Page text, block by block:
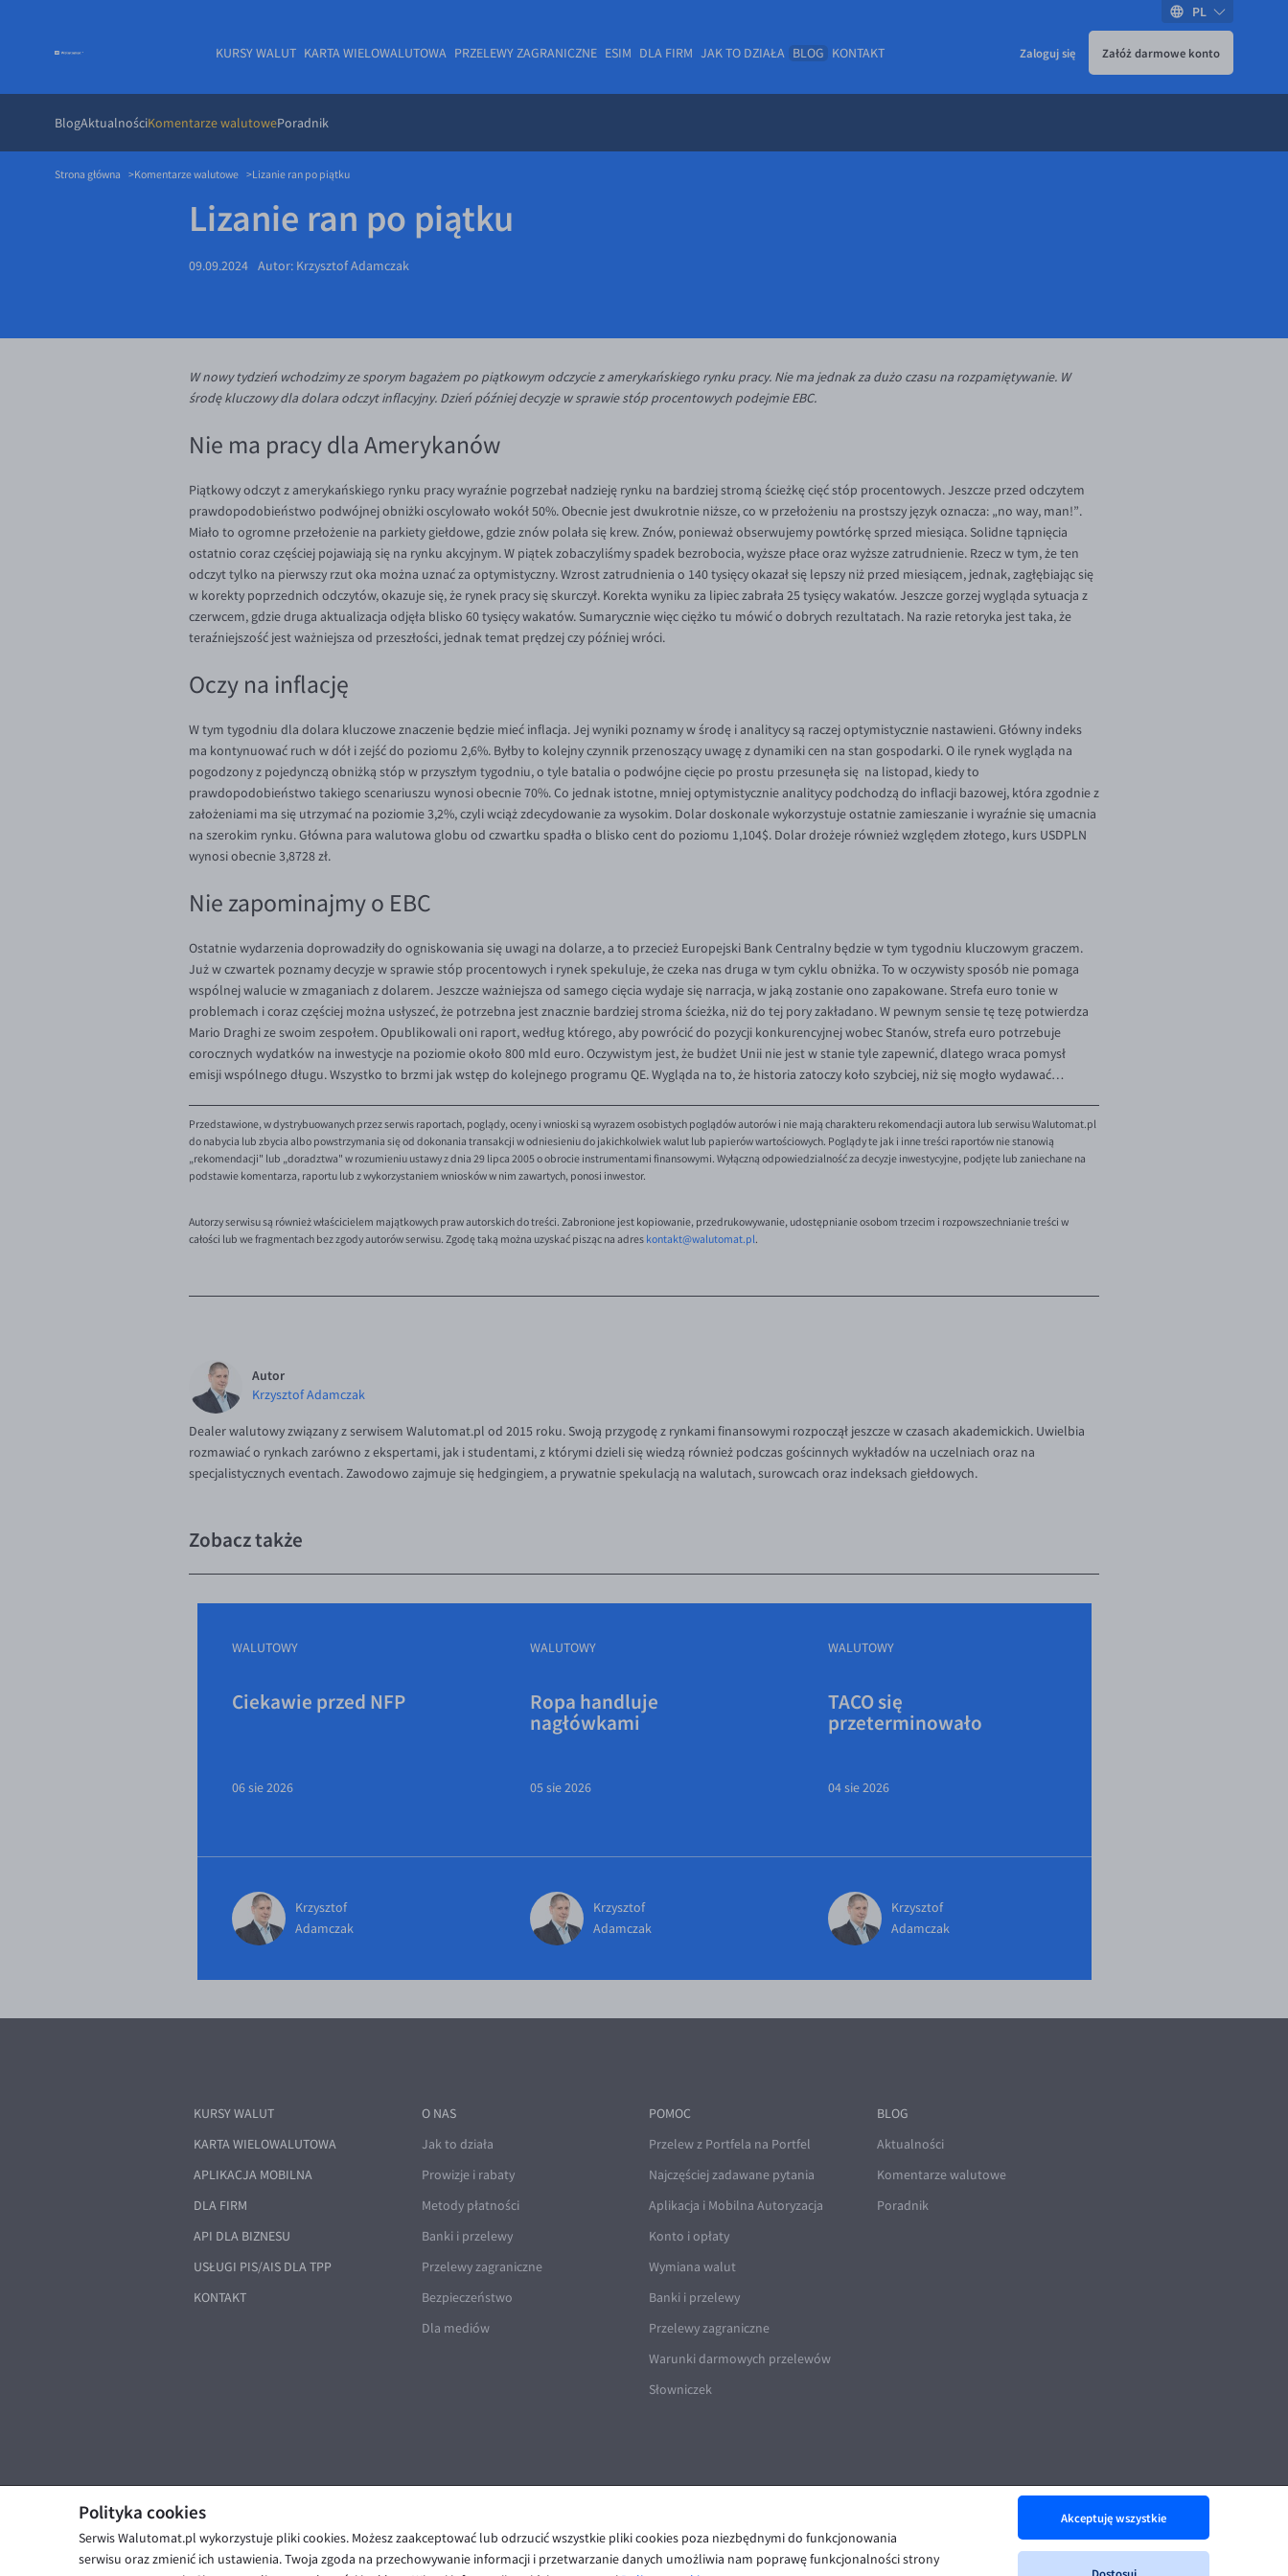
KURSY WALUT KARTA WIELOWALUTOWA PRZELEWY ZAGRANICZNE ESIM DLA FIRM JAK TO DZIAŁA BLOG
BlogAktualnościKomentarze walutowePoradnik
KONTAKT Zaloguj się Załóż darmowe konto
PL
Strona główna Komentarze walutowe Lizanie ran po piątku
Lizanie ran po piątku
09.09.2024 Autor: Krzysztof Adamczak
W nowy tydzień wchodzimy ze sporym bagażem po piątkowym odczycie z amerykańskiego rynku pracy. Nie ma jednak za dużo czasu na rozpamiętywanie. W
środę kluczowy dla dolara odczyt inflacyjny. Dzień później decyzje w sprawie stóp procentowych podejmie EBC.
Nie ma pracy dla Amerykanów
Piątkowy odczyt z amerykańskiego rynku pracy wyraźnie pogrzebał nadzieję rynku na bardziej stromą ścieżkę cięć stóp procentowych. Jeszcze przed odczytem
prawdopodobieństwo podwójnej obniżki oscylowało wokół 50%. Obecnie jest dwukrotnie niższe, co w przełożeniu na prostszy język oznacza: „no way, man!”.
Miało to ogromne przełożenie na parkiety giełdowe, gdzie znów polała się krew. Znów, ponieważ obserwujemy powtórkę sprzed miesiąca. Solidne tąpnięcia
ostatnio coraz częściej pojawiają się na rynku akcyjnym. W piątek zobaczyliśmy spadek bezrobocia, wyższe płace oraz wyższe zatrudnienie. Rzecz w tym, że ten
odczyt tylko na pierwszy rzut oka można uznać za optymistyczny. Wzrost zatrudnienia o 140 tysięcy okazał się lepszy niż przed miesiącem, jednak, zagłębiając się
w korekty poprzednich odczytów, okazuje się, że rynek pracy się skurczył. Korekta wyniku za lipiec zabrała 25 tysięcy wakatów. Jeszcze gorzej wygląda sytuacja z
czerwcem, gdzie druga aktualizacja odjęła blisko 60 tysięcy wakatów. Sumarycznie więc ciężko tu mówić o dobrych rezultatach. Na razie retoryka jest taka, że
teraźniejszość jest ważniejsza od przeszłości, jednak temat prędzej czy później wróci.
Oczy na inflację
W tym tygodniu dla dolara kluczowe znaczenie będzie mieć inflacja. Jej wyniki poznamy w środę i analitycy są raczej optymistycznie nastawieni. Główny indeks
ma kontynuować ruch w dół i zejść do poziomu 2,6%. Byłby to kolejny czynnik przenoszący uwagę z dynamiki cen na stan gospodarki. O ile rynek wygląda na
pogodzony z pojedynczą obniżką stóp w przyszłym tygodniu, o tyle batalia o podwójne cięcie po prostu przesunęła się na listopad, kiedy to
prawdopodobieństwo takiego scenariuszu wynosi obecnie 70%. Co jednak istotne, mniej optymistycznie analitycy podchodzą do inflacji bazowej, która zgodnie z
założeniami ma się utrzymać na poziomie 3,2%, czyli wciąż zdecydowanie za wysokim. Dolar doskonale wykorzystuje ostatnie zamieszanie i wyraźnie się umacnia
na szerokim rynku. Główna para walutowa globu od czwartku spadła o blisko cent do poziomu 1,104$. Dolar drożeje również względem złotego, kurs USDPLN
wynosi obecnie 3,8728 zł.
Nie zapominajmy o EBC
Ostatnie wydarzenia doprowadziły do ogniskowania się uwagi na dolarze, a to przecież Europejski Bank Centralny będzie w tym tygodniu kluczowym graczem.
Już w czwartek poznamy decyzje w sprawie stóp procentowych i rynek spekuluje, że czeka nas druga w tym cyklu obniżka. To w oczywisty sposób nie pomaga
wspólnej walucie w zmaganiach z dolarem. Jeszcze ważniejsza od samego cięcia wydaje się narracja, w jaką zostanie ono zapakowane. Strefa euro tonie w
problemach i coraz częściej można usłyszeć, że potrzebna jest znacznie bardziej stroma ścieżka, niż do tej pory zakładano. W pewnym sensie tę tezę potwierdza
Mario Draghi ze swoim zespołem. Opublikowali oni raport, według którego, aby powrócić do pozycji konkurencyjnej wobec Stanów, strefa euro potrzebuje
corocznych wydatków na inwestycje na poziomie około 800 mld euro. Oczywistym jest, że budżet Unii nie jest w stanie tyle zapewnić, dlatego wraca pomysł
emisji wspólnego długu. Wszystko to brzmi jak wstęp do kolejnego programu QE. Wygląda na to, że historia zatoczy koło szybciej, niż się mogło wydawać…
Przedstawione, w dystrybuowanych przez serwis raportach, poglądy, oceny i wnioski są wyrazem osobistych poglądów autorów i nie mają charakteru rekomendacji autora lub serwisu Walutomat.pl
do nabycia lub zbycia albo powstrzymania się od dokonania transakcji w odniesieniu do jakichkolwiek walut lub papierów wartościowych. Poglądy te jak i inne treści raportów nie stanowią
„rekomendacji" lub „doradztwa" w rozumieniu ustawy z dnia 29 lipca 2005 o obrocie instrumentami finansowymi. Wyłączną odpowiedzialność za decyzje inwestycyjne, podjęte lub zaniechane na
podstawie komentarza, raportu lub z wykorzystaniem wniosków w nim zawartych, ponosi inwestor.
Autorzy serwisu są również właścicielem majątkowych praw autorskich do treści. Zabronione jest kopiowanie, przedrukowywanie, udostępnianie osobom trzecim i rozpowszechnianie treści w
całości lub we fragmentach bez zgody autorów serwisu. Zgodę taką można uzyskać pisząc na adres kontakt@walutomat.pl.
Autor
Krzysztof Adamczak
Dealer walutowy związany z serwisem Walutomat.pl od 2015 roku. Swoją przygodę z rynkami finansowymi rozpoczął jeszcze w czasach akademickich. Uwielbia
rozmawiać o rynkach zarówno z ekspertami, jak i studentami, z którymi dzieli się wiedzą również podczas gościnnych wykładów na uczelniach oraz na
specjalistycznych eventach. Zawodowo zajmuje się hedgingiem, a prywatnie spekulacją na walutach, surowcach oraz indeksach giełdowych.
Zobacz także
WALUTOWY
Ciekawie przed NFP
06 sie 2026
Krzysztof
Adamczak
WALUTOWY
Ropa handluje
nagłówkami
05 sie 2026
Krzysztof
Adamczak
WALUTOWY
TACO się
przeterminowało
04 sie 2026
Krzysztof
Adamczak
Polityka cookies
Serwis Walutomat.pl wykorzystuje pliki cookies. Możesz zaakceptować lub odrzucić wszystkie pliki cookies poza niezbędnymi do funkcjonowania
serwisu oraz zmienić ich ustawienia. Twoja zgoda na przechowywanie informacji i przetwarzanie danych umożliwia nam poprawę funkcjonalności strony
Akceptuję wszystkie
KURSY WALUT
KARTA WIELOWALUTOWA
APLIKACJA MOBILNA
DLA FIRM
API DLA BIZNESU
USŁUGI PIS/AIS DLA TPP
KONTAKT
O NAS
Jak to działa
Prowizje i rabaty
Metody płatności
Banki i przelewy
Przelewy zagraniczne
Bezpieczeństwo
Dla mediów
POMOC
Przelew z Portfela na Portfel
Najczęściej zadawane pytania
Aplikacja i Mobilna Autoryzacja
Konto i opłaty
Wymiana walut
Banki i przelewy
Przelewy zagraniczne
Warunki darmowych przelewów
Słowniczek
BLOG
Aktualności
Komentarze walutowe
Poradnik
© Walutomat 2026 | Regulaminy | Polityka prywatności i cookies | Deklaracja dostępności